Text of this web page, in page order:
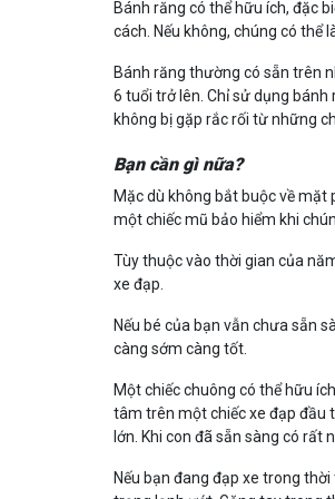
Bánh răng có thể hữu ích, đặc
cách. Nếu không, chúng có thể
Bánh răng thường có sẵn trên
6 tuổi trở lên. Chỉ sử dụng
không bị gặp rắc rối từ những
Bạn cần gì nữa?
Mặc dù không bắt buộc về mặt
một chiếc mũ bảo hiểm khi
Tùy thuộc vào thời gian của
xe đạp.
Nếu bé của bạn vẫn chưa sẵn
càng sớm càng tốt.
Một chiếc chuông có thể hữu
tâm trên một chiếc xe đạp đầu
lớn. Khi con đã sẵn sàng có rất
Nếu bạn đang đạp xe trong